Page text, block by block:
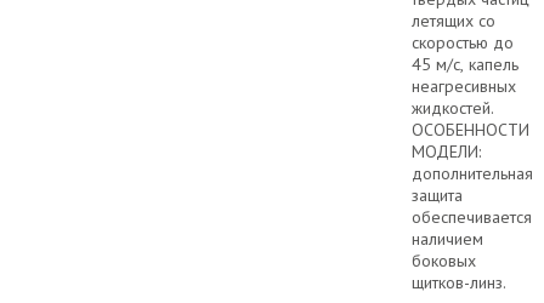
летящих со
скоростью до
45 м/с, капель
неагресивных
жидкостей.
ОСОБЕННОСТИ
МОДЕЛИ:
дополнительная
защита
обеспечивается
наличием
боковых
щитков-линз.